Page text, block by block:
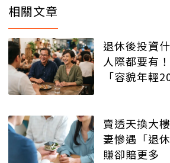
相關文章
退休後投資
人際都要有
「容貌年輕
賣透天換大
妻慘遇「退
賺卻賠更多